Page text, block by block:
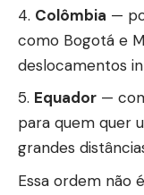
Colômbia —
como Bogotá e
deslocamentos
Equador —
para quem quer
grandes
Essa ordem não